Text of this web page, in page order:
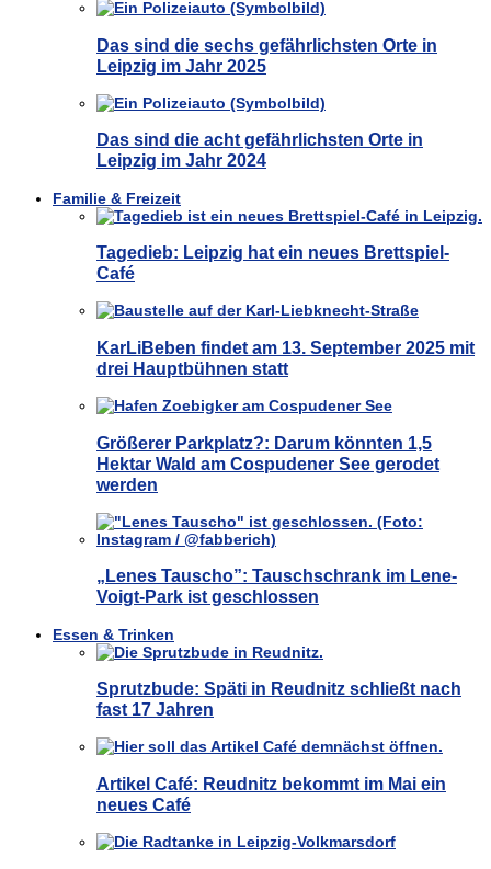
Das sind die sechs gefährlichsten Orte in
Leipzig im Jahr 2025
Das sind die acht gefährlichsten Orte in
Leipzig im Jahr 2024
Familie & Freizeit
Tagedieb: Leipzig hat ein neues Brettspiel-
Café
KarLiBeben findet am 13. September 2025 mit
drei Hauptbühnen statt
Größerer Parkplatz?: Darum könnten 1,5
Hektar Wald am Cospudener See gerodet
werden
„Lenes Tauscho”: Tauschschrank im Lene-
Voigt-Park ist geschlossen
Essen & Trinken
Sprutzbude: Späti in Reudnitz schließt nach
fast 17 Jahren
Artikel Café: Reudnitz bekommt im Mai ein
neues Café